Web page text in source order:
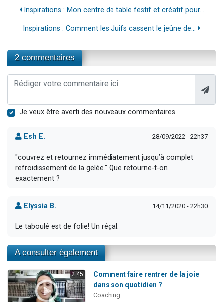
Inspirations : Mon centre de table festif et créatif pour...
Inspirations : Comment les Juifs cassent le jeûne de...
2 commentaires
Je veux être averti des nouveaux commentaires
Esh E. 28/09/2022 - 22h37
"couvrez et retournez immédiatement jusqu’à complet
refroidissement de la gelée." Que retourne-t-on
exactement ?
Elyssia B. 14/11/2020 - 22h30
Le taboulé est de folie! Un régal.
A consulter également
2:45
Comment faire rentrer de la joie
dans son quotidien ?
Coaching